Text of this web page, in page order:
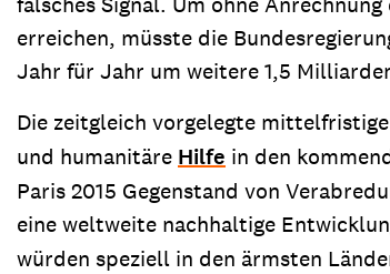
Entdecken Sie unsere zahlreichen
erreichen, müsste die
Jahr für Jahr um weitere 1,5
Die zeitgleich vorgelegte
und humanitäre Hilfe in den
Paris 2015 Gegenstand von
eine weltweite nachhaltige
würden speziell in den ärmsten